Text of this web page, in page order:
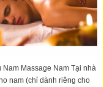
Nam Massage Nam Tại nhà
nam (chỉ dành riêng cho